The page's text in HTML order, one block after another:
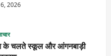
2026
के चलते स्कूल और आंगनबाड़ी